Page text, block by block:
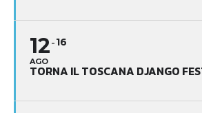
12
AGO
16
TORNA IL TOSCANA DJANGO